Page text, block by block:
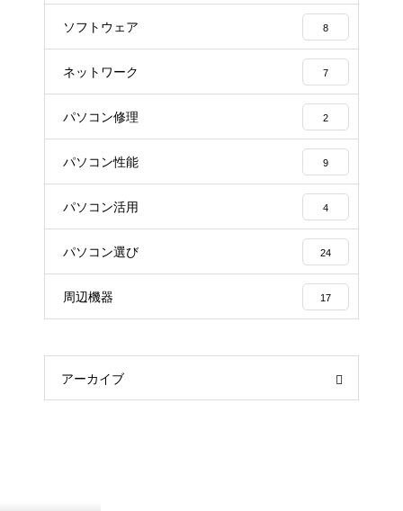
ソフトウェア 8
ネットワーク 7
パソコン修理 2
パソコン性能 9
パソコン活用 4
パソコン選び 24
周辺機器 17
アーカイブ